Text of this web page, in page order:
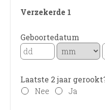
Verzekerde 1
Geboortedatum
Laatste 2 jaar
Nee
Ja